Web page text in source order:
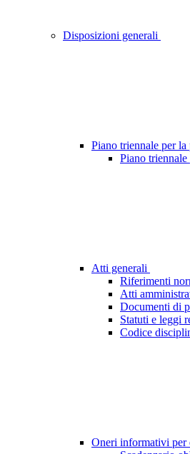
Disposizioni generali
Piano triennale per la
Piano
Atti generali
Riferimenti
Atti
Documenti di
Statuti e leggi
Codice
Oneri informativi per